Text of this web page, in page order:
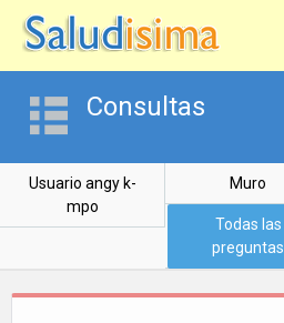
Consultas
Usuario angy k-
mpo
Muro
Todas las
preguntas